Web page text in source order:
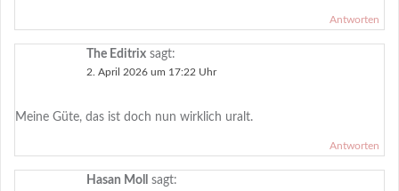
Antworten
The Editrix sagt:
2. April 2026 um 17:22 Uhr
Meine Güte, das ist doch nun wirklich uralt.
Antworten
Hasan Moll sagt: